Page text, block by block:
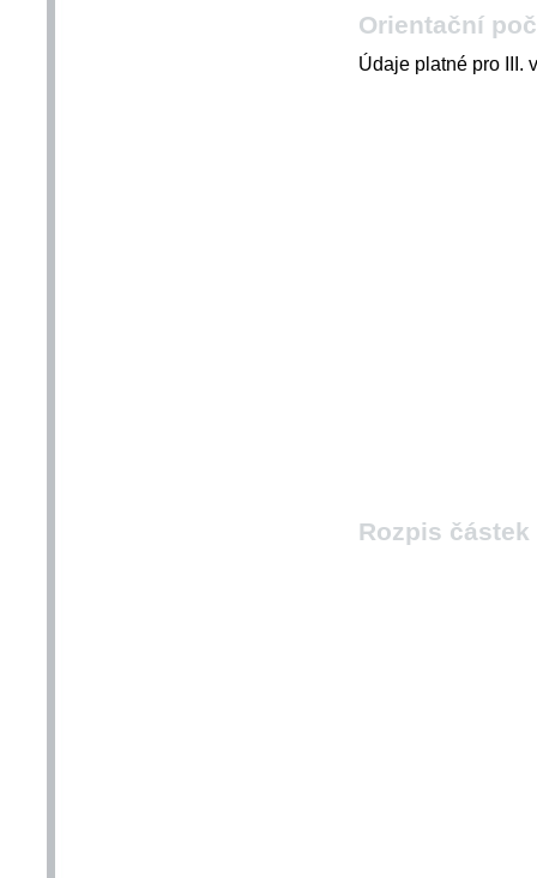
Orientační
Údaje platné pro III.
Rozpis částek